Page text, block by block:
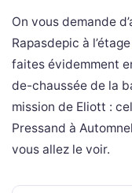
On vous demande
Rapasdepic à
faites évidemment
de-chaussée de la
mission de Eliott :
Pressand à
vous allez le voir.